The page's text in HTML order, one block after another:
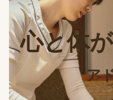
心と体
ア